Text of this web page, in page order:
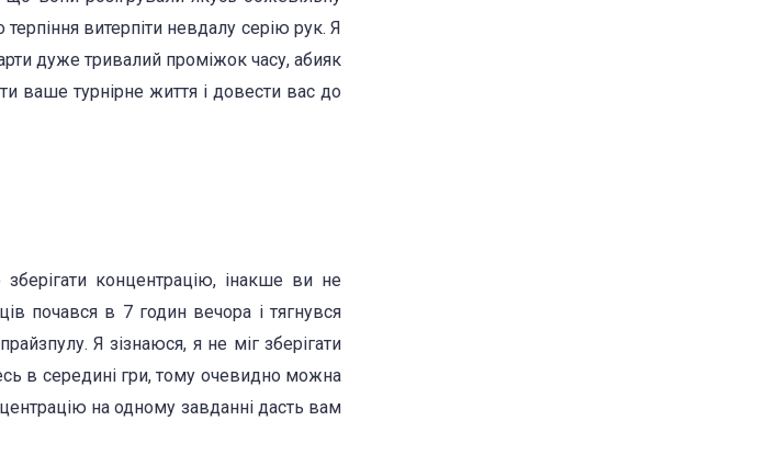
витерпіти невдалу серію рук. Я
дуже тривалий проміжок часу, абияк
ваше турнірне життя і довести вас до
концентрацію, інакше ви не
почався в 7 годин вечора і тягнувся
Я зізнаюся, я не міг зберігати
в середині гри, тому очевидно можна
на одному завданні дасть вам